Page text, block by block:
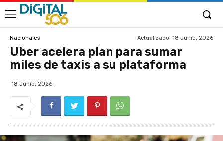
Nacionales Actualizado: 18 Junio, 2026
Uber acelera plan para sumar
miles de taxis a su plataforma
18 Junio, 2026